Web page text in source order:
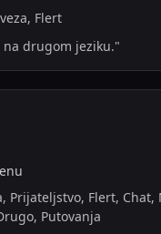
Flert
na drugom jeziku."
Prijateljstvo, Flert, Chat,
Putovanja